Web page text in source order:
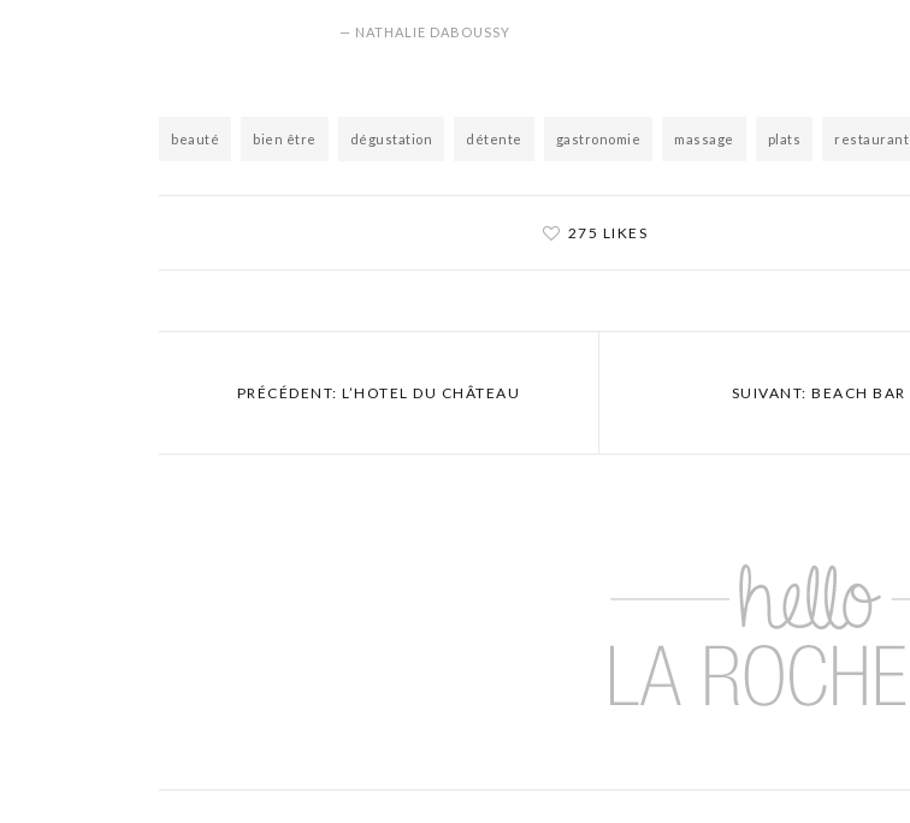
— NATHALIE DABOUSSY
beauté bien être dégustation détente gastronomie massage plats restaurant
275 LIKES
PRÉCÉDENT: L’HOTEL DU CHÂTEAU SUIVANT: BEACH BAR